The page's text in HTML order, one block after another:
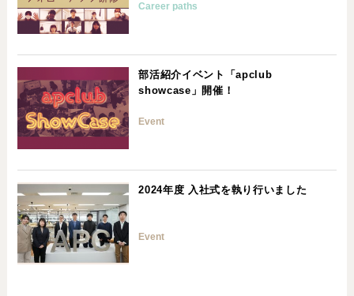
Career paths
部活紹介イベント「apclub
showcase」開催！
Event
2024年度 入社式を執り行いました
Event